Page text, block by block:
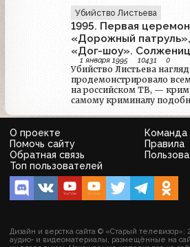
акционирования
раскопать много чего
например, впервые
учредителей и членов
«Останкина», которые до
широкой общественности.
Убийство Листьева
1995. Первая
«Дорожный
«Дог-шоу».
меньше года
1 января 1995 10431 0
Убийство Листьева
продемонстрировало
на российском ТВ, —
самому криминалу
было сделано все, чтобы
телевизионные)
убийстве. Короче,
долго горевало по
О проекте
Команда
Помочь сайту
Правила
Обратная связь
Топ пользователей
Дизайн и верстка сайта © «Старый телевизор»;
аудио- и видеоматериалы, размещённые на